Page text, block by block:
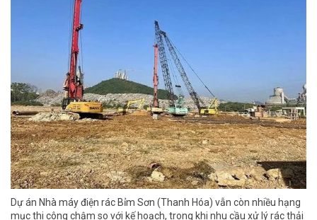
Dự án Nhà máy điện rác Bỉm Sơn (Thanh Hóa) vẫn còn nhiều hạng
mục thi công chậm so với kế hoạch, trong khi nhu cầu xử lý rác thải